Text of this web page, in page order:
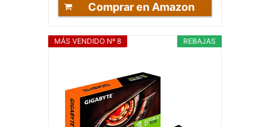
Comprar en Amazon
REBAJAS
MÁS VENDIDO Nº 8